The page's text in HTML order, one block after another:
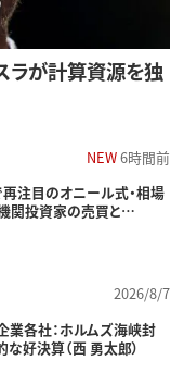
ラが計算資源を独
NEW6時間前
注目のオニール式・相場
機関投資家の売買と…
2026/8/7
業各社：ホルムズ海峡封
好決算（西 勇太郎）